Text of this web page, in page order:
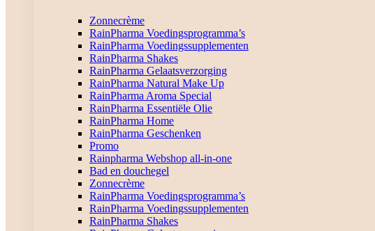
Zonnecrème
RainPharma Voedingsprogramma’s
RainPharma Voedingssupplementen
RainPharma Shakes
RainPharma Gelaatsverzorging
RainPharma Natural Make Up
RainPharma Aroma Special
RainPharma Essentiële Olie
RainPharma Home
RainPharma Geschenken
Promo
Rainpharma Webshop all-in-one
Bad en douchegel
Zonnecrème
RainPharma Voedingsprogramma’s
RainPharma Voedingssupplementen
RainPharma Shakes